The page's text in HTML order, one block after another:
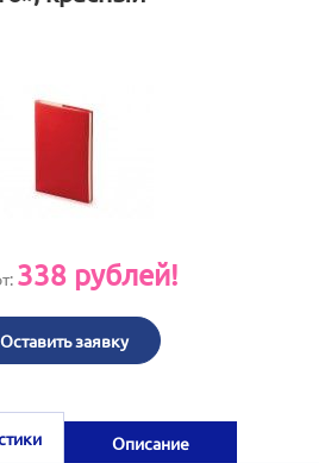
8:30 17:00
338 рублей!
Оставить заявку
Описание